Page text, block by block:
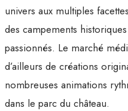
univers aux multiples
des campements historiques
passionnés. Le marché
d’ailleurs de créations
nombreuses animations
dans le parc du château.